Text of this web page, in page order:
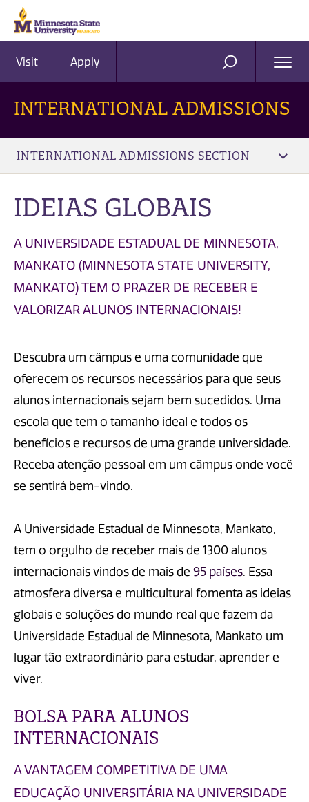
Visit Apply SEARCH
INTERNATIONAL ADMISSIONS
INTERNATIONAL ADMISSIONS SECTION
IDEIAS GLOBAIS
A UNIVERSIDADE ESTADUAL DE MINNESOTA,
MANKATO (MINNESOTA STATE UNIVERSITY,
MANKATO) TEM O PRAZER DE RECEBER E
VALORIZAR ALUNOS INTERNACIONAIS!
Descubra um câmpus e uma comunidade que
oferecem os recursos necessários para que seus
alunos internacionais sejam bem sucedidos. Uma
escola que tem o tamanho ideal e todos os
benefícios e recursos de uma grande universidade.
Receba atenção pessoal em um câmpus onde você
se sentirá bem-vindo.
A Universidade Estadual de Minnesota, Mankato,
tem o orgulho de receber mais de 1300 alunos
internacionais vindos de mais de 95 países. Essa
atmosfera diversa e multicultural fomenta as ideias
globais e soluções do mundo real que fazem da
Universidade Estadual de Minnesota, Mankato um
lugar tão extraordinário para estudar, aprender e
viver.
BOLSA PARA ALUNOS
INTERNACIONAIS
A VANTAGEM COMPETITIVA DE UMA
EDUCAÇÃO UNIVERSITÁRIA NA UNIVERSIDADE